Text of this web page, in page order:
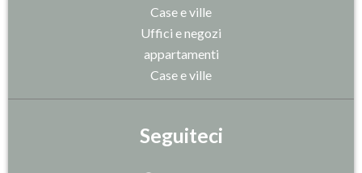
Case e ville
Uffici e negozi
appartamenti
Case e ville
Seguiteci